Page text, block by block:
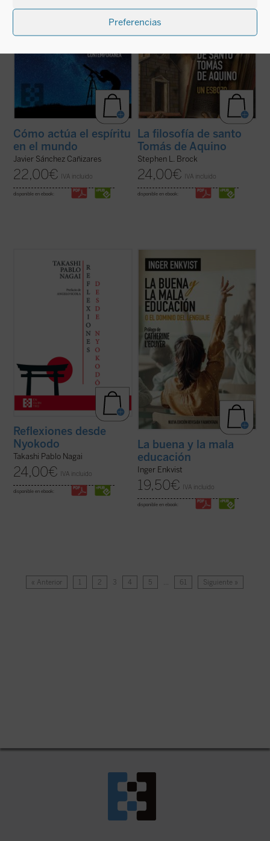
Preferencias
Cómo actúa el espíritu
en el mundo
Javier Sánchez Cañizares
22,00€ IVA incluido
disponible en ebook:
La filosofía de santo
Tomás de Aquino
Stephen L. Brock
24,00€ IVA incluido
disponible en ebook:
serie de escritos breves, meditaciones y
cartas suyas que conforman una obra
valiosísima para seguir, a través de una
intimidad familiar con él, los pasos de
Takashi hacia el encuentro final con ...
Reflexiones desde
Nyokodo
Takashi Pablo Nagai
24,00€ IVA incluido
disponible en ebook:
En esta nueva edición deLa buena y la mala
educación, Inger Enkvist revisa, corrige,
introducido un capítulo en el que hace un
acercamiento a las nuevas tecnologías, la
Inteligencia Artificial, ...
La buena y la mala
educación
Inger Enkvist
19,50€ IVA incluido
disponible en ebook:
« Anterior 1 2 3 4 5 … 61 Siguiente »